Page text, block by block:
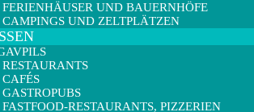
FERIENHÄUSER UND BAUERNHÖFE
CAMPINGS UND ZELTPLÄTZEN
RESTAURANTS
CAFÉS
GASTROPUBS
FASTFOOD-RESTAURANTS, PIZZERIEN